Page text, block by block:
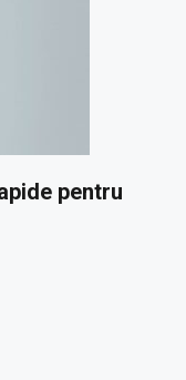
pentru